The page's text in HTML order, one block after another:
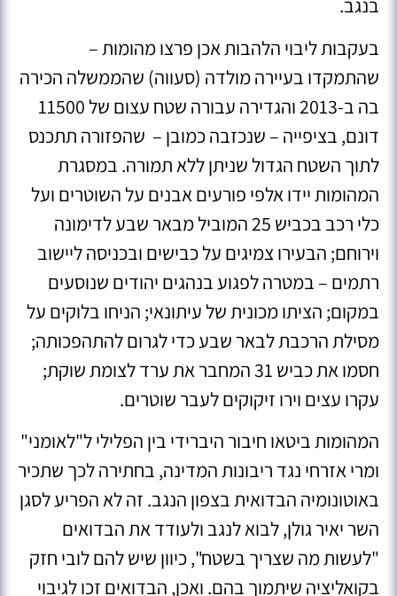
בנגב.
בעקבות ליבוי הלהבות אכן פרצו מהומות –
שהתמקדו בעיירה מולדה (סעווה) שהממשלה הכירה
בה ב-2013 והגדירה עבורה שטח עצום של 11500
דונם, בציפייה – שנכזבה כמובן – שהפזורה תתכנס
לתוך השטח הגדול שניתן ללא תמורה. במסגרת
המהומות יידו אלפי פורעים אבנים על השוטרים ועל
כלי רכב בכביש 25 המוביל מבאר שבע לדימונה
וירוחם; הבעירו צמיגים על כבישים ובכניסה ליישוב
רתמים – במטרה לפגוע בנהגים יהודים שנוסעים
במקום; הציתו מכונית של עיתונאי; הניחו בלוקים על
מסילת הרכבת לבאר שבע כדי לגרום להתהפכותה;
חסמו את כביש 31 המחבר את ערד לצומת שוקת;
עקרו עצים וירו זיקוקים לעבר שוטרים.
המהומות ביטאו חיבור היברידי בין הפלילי ל"לאומני"
ומרי אזרחי נגד ריבונות המדינה, בחתירה לכך שתכיר
באוטונומיה הבדואית בצפון הנגב. זה לא הפריע לסגן
השר יאיר גולן, לבוא לנגב ולעודד את הבדואים
"לעשות מה שצריך בשטח", כיוון שיש להם לובי חזק
בקואליציה שיתמוך בהם. ואכן, הבדואים זכו לגיבוי